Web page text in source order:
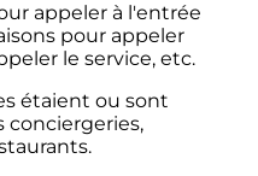
appeler à l'entrée
pour appeler
le service, etc.
étaient ou sont
conciergeries,